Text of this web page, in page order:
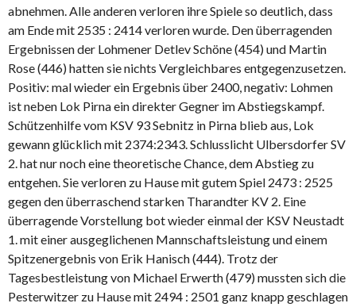
abnehmen. Alle anderen verloren ihre Spiele so deutlich, dass
am Ende mit 2535 : 2414 verloren wurde. Den überragenden
Ergebnissen der Lohmener Detlev Schöne (454) und Martin
Rose (446) hatten sie nichts Vergleichbares entgegenzusetzen.
Positiv: mal wieder ein Ergebnis über 2400, negativ: Lohmen
ist neben Lok Pirna ein direkter Gegner im Abstiegskampf.
Schützenhilfe vom KSV 93 Sebnitz in Pirna blieb aus, Lok
gewann glücklich mit 2374:2343. Schlusslicht Ulbersdorfer SV
2. hat nur noch eine theoretische Chance, dem Abstieg zu
entgehen. Sie verloren zu Hause mit gutem Spiel 2473 : 2525
gegen den überraschend starken Tharandter KV 2. Eine
überragende Vorstellung bot wieder einmal der KSV Neustadt
1. mit einer ausgeglichenen Mannschaftsleistung und einem
Spitzenergebnis von Erik Hanisch (444). Trotz der
Tagesbestleistung von Michael Erwerth (479) mussten sich die
Pesterwitzer zu Hause mit 2494 : 2501 ganz knapp geschlagen